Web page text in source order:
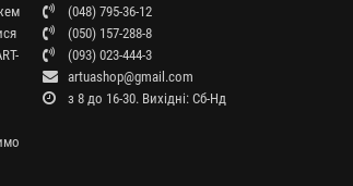
(048) 795-36-12
(050) 157-288-8
(093) 023-444-3
artuashop@gmail.com
з 8 до 16-30. Вихідні: Сб-Нд